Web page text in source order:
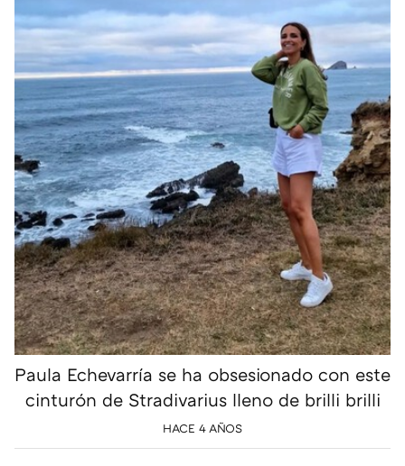
Paula Echevarría se ha obsesionado con este
cinturón de Stradivarius lleno de brilli brilli
HACE 4 AÑOS